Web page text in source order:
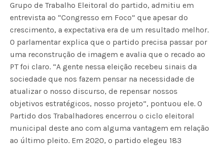
Grupo de Trabalho Eleitoral do partido, admitiu em
entrevista ao “Congresso em Foco” que apesar do
crescimento, a expectativa era de um resultado melhor.
O parlamentar explica que o partido precisa passar por
uma reconstrução de imagem e avalia que o recado ao
PT foi claro. “A gente nessa eleição recebeu sinais da
sociedade que nos fazem pensar na necessidade de
atualizar o nosso discurso, de repensar nossos
objetivos estratégicos, nosso projeto”, pontuou ele. O
Partido dos Trabalhadores encerrou o ciclo eleitoral
municipal deste ano com alguma vantagem em relação
ao último pleito. Em 2020, o partido elegeu 183